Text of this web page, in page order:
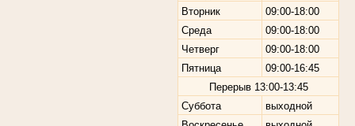
Вторник
09:00-18:00
Среда
09:00-18:00
Четверг
09:00-18:00
Пятница
09:00-16:45
Перерыв 13:00-13:45
Суббота
выходной